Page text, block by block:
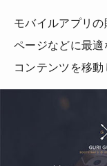
モバイルアプリ
ページなどに最
コンテンツを移動